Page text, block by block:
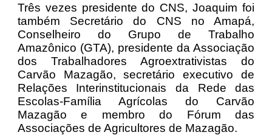
Três vezes presidente do CNS, Joaquim foi
também Secretário do CNS no Amapá,
Conselheiro do Grupo de Trabalho
Amazônico (GTA), presidente da Associação
dos Trabalhadores Agroextrativistas do
Carvão Mazagão, secretário executivo de
Relações Interinstitucionais da Rede das
Escolas-Família Agrícolas do Carvão
Mazagão e membro do Fórum das
Associações de Agricultores de Mazagão.